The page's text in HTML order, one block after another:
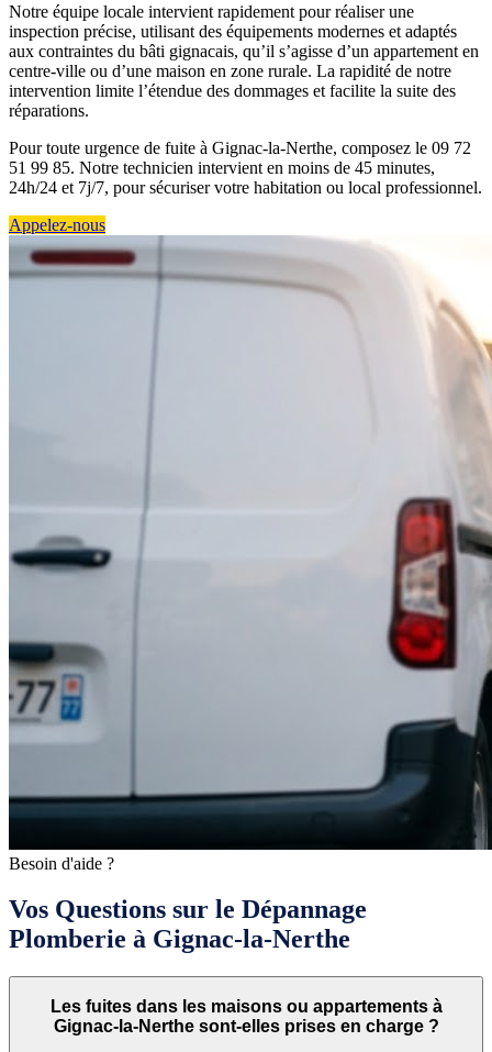
Notre équipe locale intervient rapidement pour réaliser une
inspection précise, utilisant des équipements modernes et adaptés
aux contraintes du bâti gignacais, qu’il s’agisse d’un appartement en
centre-ville ou d’une maison en zone rurale. La rapidité de notre
intervention limite l’étendue des dommages et facilite la suite des
réparations.
Pour toute urgence de fuite à Gignac-la-Nerthe, composez le 09 72
51 99 85. Notre technicien intervient en moins de 45 minutes,
24h/24 et 7j/7, pour sécuriser votre habitation ou local professionnel.
Appelez-nous
Besoin d'aide ?
Vos Questions sur le Dépannage
Plomberie à Gignac-la-Nerthe
Les fuites dans les maisons ou appartements à
Gignac-la-Nerthe sont-elles prises en charge ?